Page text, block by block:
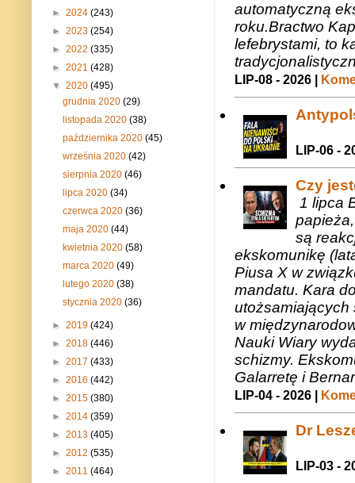
automatyczną
roku.Bractwo
lefebrystami, to
LIP-08 - 2026 |
LIP-06 -
Czy
1 lipca
są
ekskomunikę
Piusa X w
mandatu. Kara
utożsamiających
w
Nauki Wiary
schizmy.
Galarretę i
LIP-04 - 2026 |
Dr
LIP-03 -
► 2024 (243)
► 2023 (254)
► 2022 (335)
► 2021 (428)
▼ 2020 (495)
grudnia 2020(29)
listopada 2020(38)
października 2020(45)
września 2020(42)
sierpnia 2020(46)
lipca 2020(34)
czerwca 2020(36)
maja 2020(44)
kwietnia 2020(58)
marca 2020(49)
lutego 2020(38)
stycznia 2020(36)
► 2019 (424)
► 2018 (446)
► 2017 (433)
► 2016 (442)
► 2015 (380)
► 2014 (359)
► 2013 (405)
► 2012 (535)
► 2011 (464)